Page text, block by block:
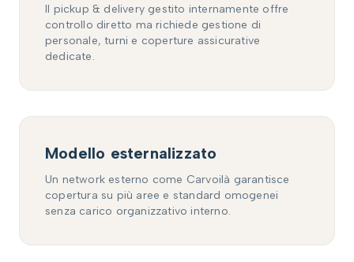
Il pickup & delivery gestito internamente offre
controllo diretto ma richiede gestione di
personale, turni e coperture assicurative
dedicate.
Modello esternalizzato
Un network esterno come Carvoilà garantisce
copertura su più aree e standard omogenei
senza carico organizzativo interno.